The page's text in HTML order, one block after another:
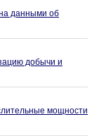
данными об
добычи и
мощности